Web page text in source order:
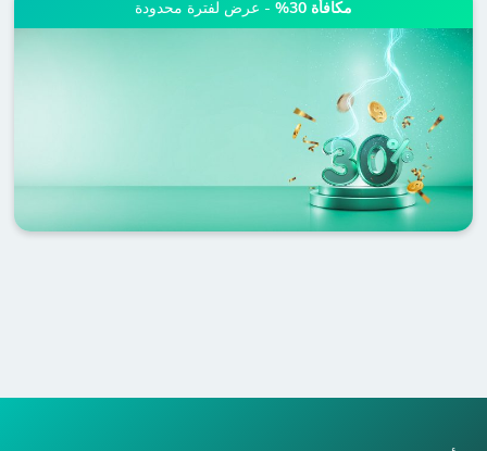
مكافأة 30% - عرض لفترة محدودة